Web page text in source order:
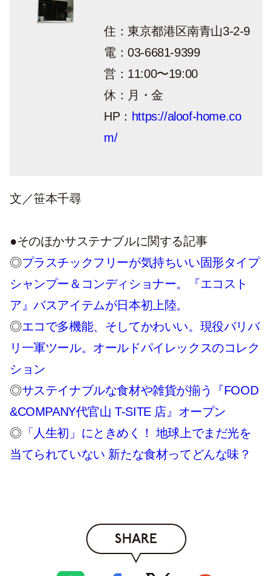
住：東京都港区南青山3-2-9
電：03-6681-9399
営：11:00〜19:00
休：月・金
HP： https://aloof-home.co
m/
文／笹本千尋
●そのほかサステナブルに関する記事
◎プラスチックフリーが気持ちいい固形タイプ
シャンプー＆コンディショナー。『エコスト
ア』バスアイテムが日本初上陸。
◎エコで多機能、そしてかわいい。現役バリバ
リ一軍ツール。オールドパイレックスのコレク
ション
◎サステイナブルな食材や雑貨が揃う『FOOD
&COMPANY代官山 T-SITE 店』オープン
◎ 「人生初」にときめく！ 地球上でまだ光を
当てられていない 新たな食材ってどんな味？
SHARE